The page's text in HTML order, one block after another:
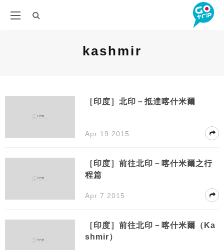
kashmir
［印度］北印－抵達喀什米爾
Apr 19 2015
［印度］前往北印－喀什米爾之行
程篇
Apr 7 2015
［印度］前往北印－喀什米爾（Ka
shmir）